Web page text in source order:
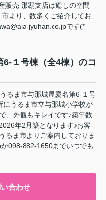
販売 那覇支店は癒しの空間
より、数多くご紹介してお
jyuhan.co.jpです(*
１号棟（全4棟）のコ
るま市与那城屋慶名第6-１号
にうるま市立与那城小学校が
、外観もキレイです♪築年数
年2月築となります♪お客
るま市よりご案内しておりま
098-882-1650までいつでも
合わせ